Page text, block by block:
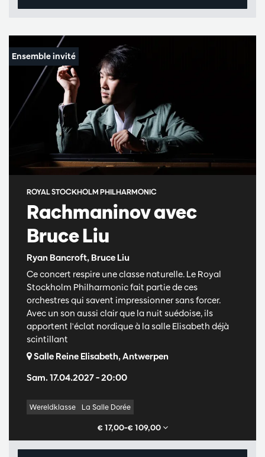
Rachmaninov avec
Bruce Liu
Ryan Bancroft, Bruce Liu
ROYAL STOCKHOLM PHILHARMONIC
Sam. 17.04.2027– 20:00
Ce concert respire une classe naturelle. Le Royal
Stockholm Philharmonic fait partie de ces
orchestres qui savent impressionner sans forcer.
Avec un son aussi clair que la nuit suédoise, ils
apportent l'éclat nordique à la salle Elisabeth déjà
scintillant
Salle Reine Elisabeth, Antwerpen
Wereldklasse La Salle Dorée
€ 17,00–€ 109,00